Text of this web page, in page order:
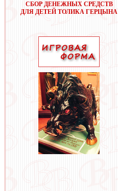
СБОР ДЕНЕЖНЫХ СРЕДСТВ
ДЛЯ ДЕТЕЙ ТОЛИКА ГЕРЦЫНА